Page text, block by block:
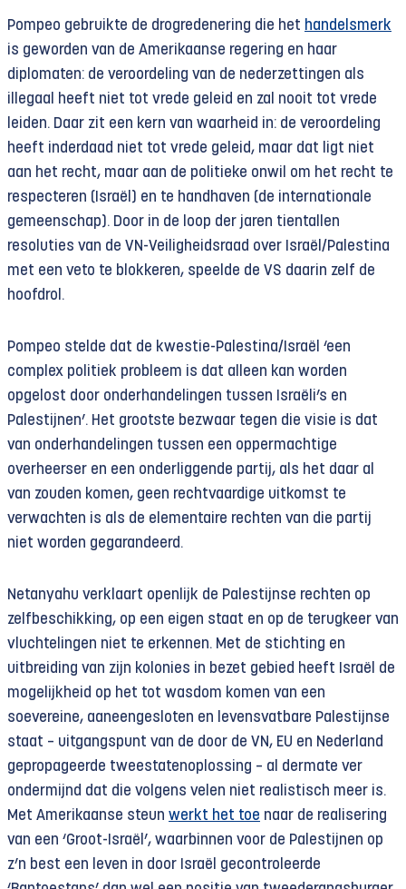
Pompeo gebruikte de drogredenering die het handelsmerk
is geworden van de Amerikaanse regering en haar
diplomaten: de veroordeling van de nederzettingen als
illegaal heeft niet tot vrede geleid en zal nooit tot vrede
leiden. Daar zit een kern van waarheid in: de veroordeling
heeft inderdaad niet tot vrede geleid, maar dat ligt niet
aan het recht, maar aan de politieke onwil om het recht te
respecteren (Israël) en te handhaven (de internationale
gemeenschap). Door in de loop der jaren tientallen
resoluties van de VN-Veiligheidsraad over Israël/Palestina
met een veto te blokkeren, speelde de VS daarin zelf de
hoofdrol.
Pompeo stelde dat de kwestie-Palestina/Israël ‘een
complex politiek probleem is dat alleen kan worden
opgelost door onderhandelingen tussen Israëli’s en
Palestijnen’. Het grootste bezwaar tegen die visie is dat
van onderhandelingen tussen een oppermachtige
overheerser en een onderliggende partij, als het daar al
van zouden komen, geen rechtvaardige uitkomst te
verwachten is als de elementaire rechten van die partij
niet worden gegarandeerd.
Netanyahu verklaart openlijk de Palestijnse rechten op
zelfbeschikking, op een eigen staat en op de terugkeer van
vluchtelingen niet te erkennen. Met de stichting en
uitbreiding van zijn kolonies in bezet gebied heeft Israël de
mogelijkheid op het tot wasdom komen van een
soevereine, aaneengesloten en levensvatbare Palestijnse
staat – uitgangspunt van de door de VN, EU en Nederland
gepropageerde tweestatenoplossing – al dermate ver
ondermijnd dat die volgens velen niet realistisch meer is.
Met Amerikaanse steun werkt het toe naar de realisering
van een ‘Groot-Israël’, waarbinnen voor de Palestijnen op
z’n best een leven in door Israël gecontroleerde